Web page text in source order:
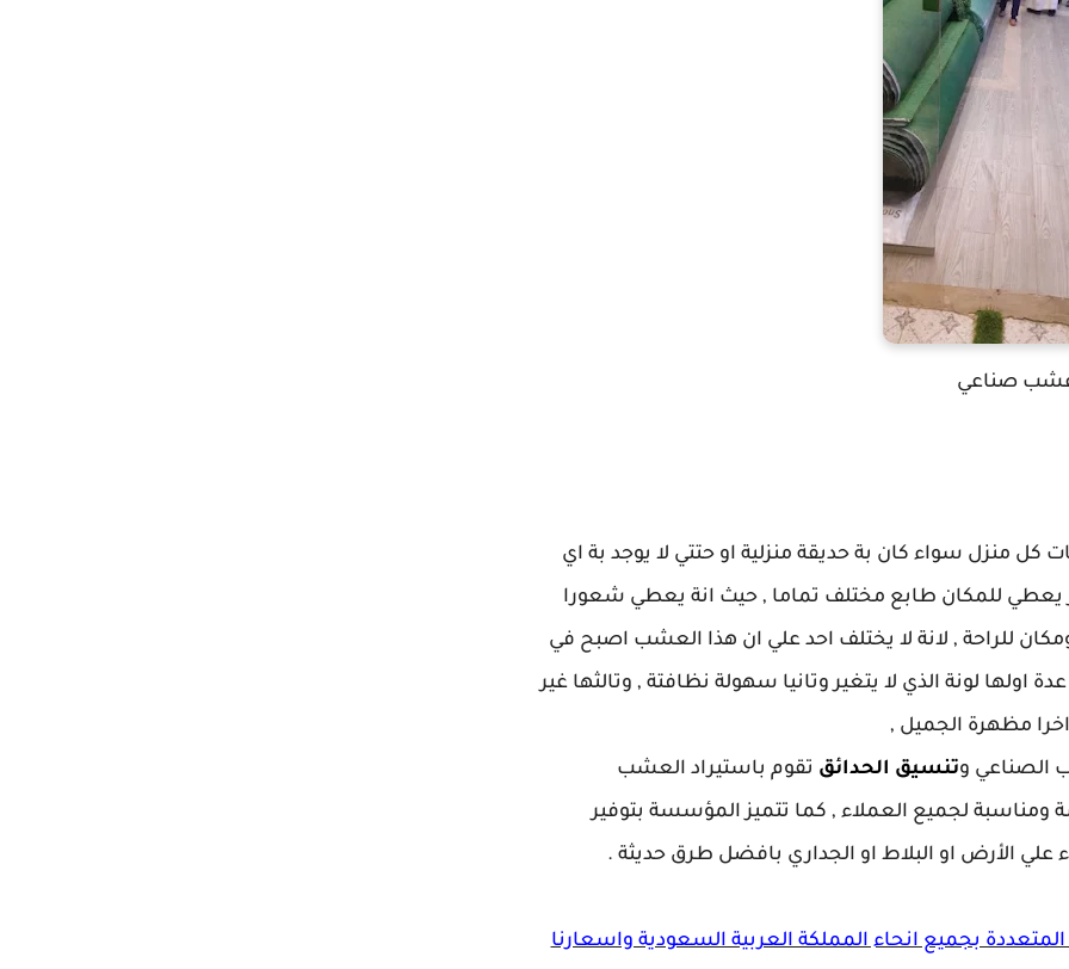
صناعي
كل منزل سواء كان بة حديقة منزلية او حتتي لا يوجد بة اي
يعطي للمكان طابع مختلف تماما , حيث انة يعطي شعورا
للراحة , لانة لا يختلف احد علي ان هذا العشب اصبح في
لونة الذي لا يتغير وتانيا سهولة نظافتة , وتالثها غير
مظهرة الجميل ,
الصناعي وتنسيق الحدائق تقوم باستيراد العشب
ومناسبة لجميع العملاء , كما تتميز المؤسسة بتوفير
الأرض او البلاط او الجداري بافضل طرق حديثة .
بجميع انحاء المملكة العربية السعودية واسعارنا